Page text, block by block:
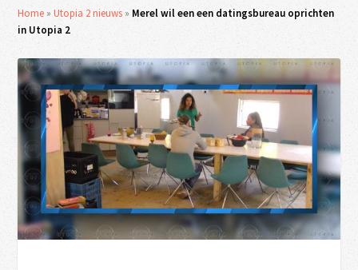
Home »Utopia 2 nieuws » Merel wil een een datingsbureau oprichten
in Utopia 2